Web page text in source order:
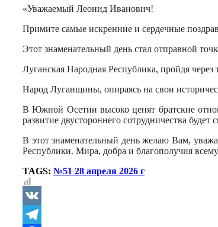
«Уважаемый Леонид Иванович!
Примите самые искренние и сердечные
Этот знаменательный день стал отправной
Луганская Народная Республика, пройдя
Народ Луганщины, опираясь на свои
В Южной Осетии высоко ценят братские
развитие двустороннего сотрудничества
В этот знаменательный день желаю Вам,
Республики. Мира, добра и благополучия
TAGS: №51 28 апреля 2026 г
VK